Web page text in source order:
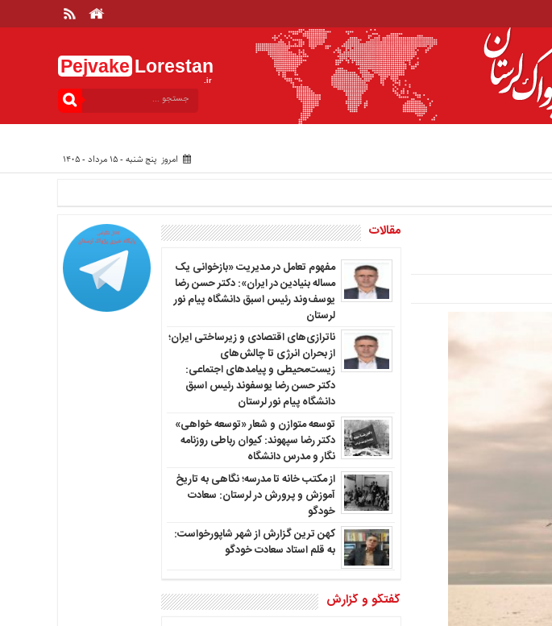
Pejvake Lorestan
.ir
امروز پنج شنبه - ۱۵ مرداد - ۱۴۰۵
مقالات
مفهوم تعامل در مدیریت «بازخوانی یک
مساله بنیادین در ایران»: دکتر حسن رضا
یوسف‌وند رئیس اسبق دانشگاه پیام نور
لرستان
ناترازی‌های اقتصادی و زیرساختی ایران؛
از بحران انرژی تا چالش‌های
زیست‌محیطی و پیامدهای اجتماعی:
دکتر حسن رضا یوسفوند رئیس اسبق
دانشگاه پیام نور لرستان
توسعه متوازن و شعار «توسعه خواهی»
دکتر رضا سپهوند: کیوان رباطی روزنامه
نگار و مدرس دانشگاه
از مکتب خانه تا مدرسه؛ نگاهی به تاریخ
آموزش و پرورش در لرستان: سعادت
خودگو
کهن ترین گزارش از شهر شاپورخواست:
به قلم استاد سعادت خودگو
گفتگو و گزارش